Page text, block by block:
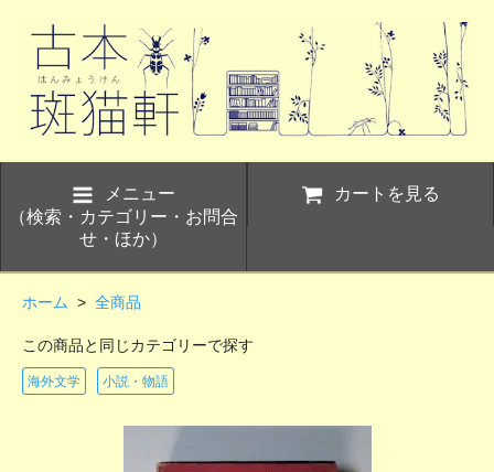
メニュー
（検索・カテゴリー・お問合
せ・ほか）
カートを見る
ホーム > 全商品
この商品と同じカテゴリーで探す
海外文学 小説・物語